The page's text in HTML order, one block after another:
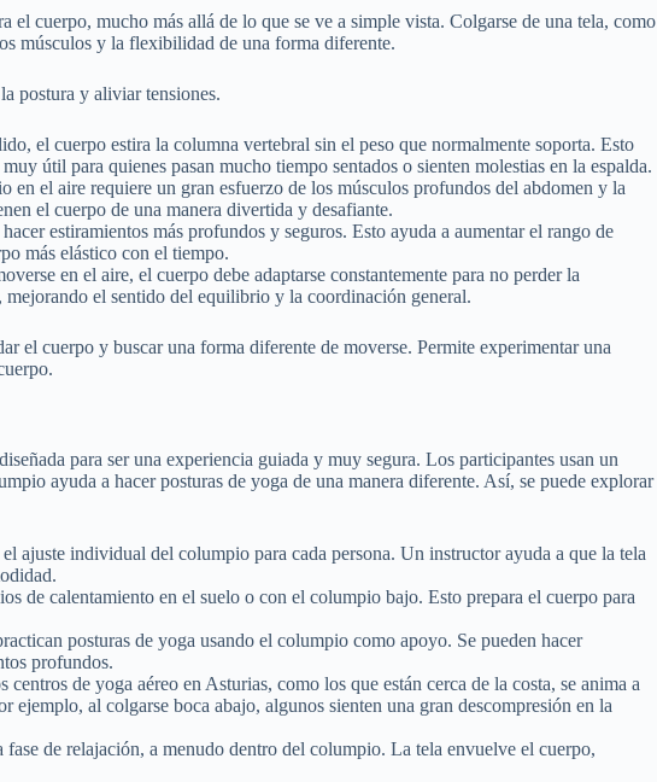
el cuerpo, mucho más allá de lo que se ve a simple vista. Colgarse de una tela, como
músculos y la flexibilidad de una forma diferente.
postura y aliviar tensiones.
el cuerpo estira la columna vertebral sin el peso que normalmente soporta. Esto
útil para quienes pasan mucho tiempo sentados o sienten molestias en la espalda.
en el aire requiere un gran esfuerzo de los músculos profundos del abdomen y la
el cuerpo de una manera divertida y desafiante.
estiramientos más profundos y seguros. Esto ayuda a aumentar el rango de
más elástico con el tiempo.
en el aire, el cuerpo debe adaptarse constantemente para no perder la
el sentido del equilibrio y la coordinación general.
el cuerpo y buscar una forma diferente de moverse. Permite experimentar una
para ser una experiencia guiada y muy segura. Los participantes usan un
ayuda a hacer posturas de yoga de una manera diferente. Así, se puede explorar
ajuste individual del columpio para cada persona. Un instructor ayuda a que la tela
de calentamiento en el suelo o con el columpio bajo. Esto prepara el cuerpo para
posturas de yoga usando el columpio como apoyo. Se pueden hacer
profundos.
centros de yoga aéreo en Asturias, como los que están cerca de la costa, se anima a
ejemplo, al colgarse boca abajo, algunos sienten una gran descompresión en la
fase de relajación, a menudo dentro del columpio. La tela envuelve el cuerpo,